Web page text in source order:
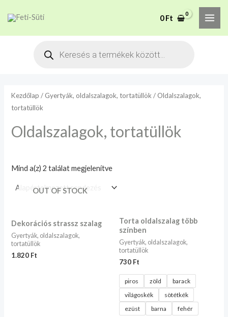
content
0Ft
Products
i
n
x
á
Kezdőlap / Gyertyák, oldalszalagok, tortatüllök / Oldalszalagok,
tortatüllök
Oldalszalagok, tortatüllök
Mind a(z) 2 találat megjelenítve
OUT OF STOCK
Dekorációs strassz szalag
Gyertyák, oldalszalagok,
tortatüllök
1.820 Ft
Torta oldalszalag több
színben
Gyertyák, oldalszalagok,
tortatüllök
730 Ft
piros zöld
barack
világoskék
sötétkék
ezüst
barna fehér
A mélyhűtött termékeket
csakis saját felelősségre
Megértettem